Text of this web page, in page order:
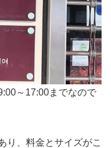
～17:00までなので
り、料金とサイズがこ